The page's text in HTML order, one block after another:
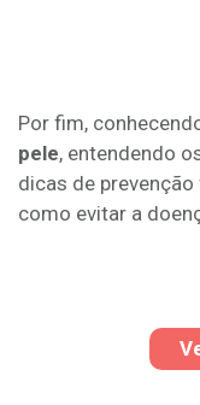
Por fim,
pele, entendendo
dicas de
como evitar a